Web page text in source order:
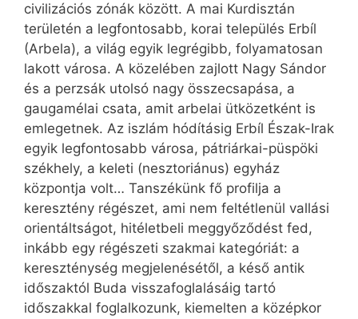
civilizációs zónák között. A mai Kurdisztán
területén a legfontosabb, korai település Erbíl
(Arbela), a világ egyik legrégibb, folyamatosan
lakott városa. A közelében zajlott Nagy Sándor
és a perzsák utolsó nagy összecsapása, a
gaugamélai csata, amit arbelai ütközetként is
emlegetnek. Az iszlám hódításig Erbíl Észak-Irak
egyik legfontosabb városa, pátriárkai-püspöki
székhely, a keleti (nesztoriánus) egyház
központja volt… Tanszékünk fő profilja a
keresztény régészet, ami nem feltétlenül vallási
orientáltságot, hitéletbeli meggyőződést fed,
inkább egy régészeti szakmai kategóriát: a
kereszténység megjelenésétől, a késő antik
időszaktól Buda visszafoglalásáig tartó
időszakkal foglalkozunk, kiemelten a középkor